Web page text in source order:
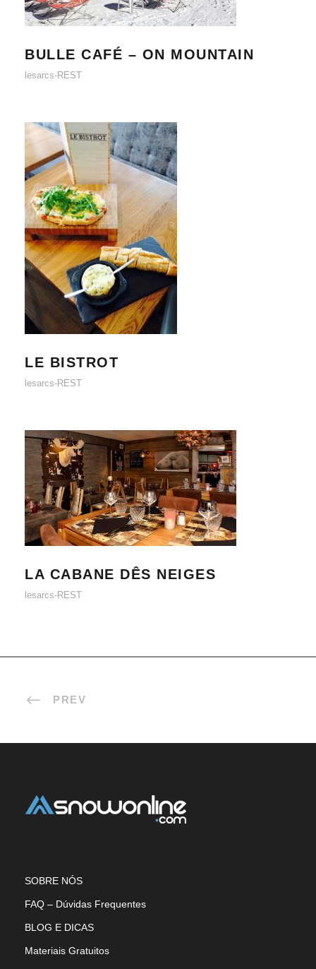
BULLE CAFÉ – ON MOUNTAIN
BULLE CAFÉ – ON MOUNTAIN
lesarcs-REST
LE BISTROT
LE BISTROT
lesarcs-REST
LA CABANE DÊS NEIGES
LA CABANE DÊS NEIGES
lesarcs-REST
PREV
SOBRE NÓS
FAQ – Dúvidas Frequentes
BLOG E DICAS
Materiais Gratuitos